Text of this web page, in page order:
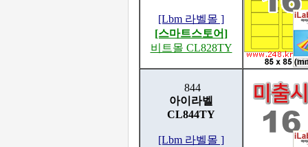
[Lbm 라벨몰 ]
[스마트스토어]
비트몰 CL828TY
844
아이라벨
CL844TY
[Lbm 라벨몰 ]